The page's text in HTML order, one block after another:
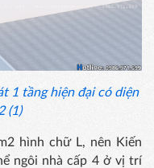
1 tầng hiện đại có diện
(1)
hình chữ L, nên Kiến
ngôi nhà cấp 4 ở vị trí